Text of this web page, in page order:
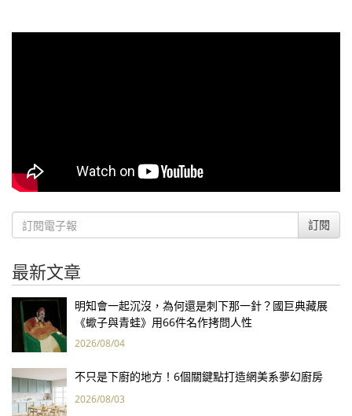
訂閱
最新文章
明知會一起沉沒，為何還是刺下那一針？國巨典藏展
《蠍子與青蛙》用66件名作拷問人性
2026/08/04
不只是下廚的地方！6個關鍵點打造網美系夢幻廚房
2026/08/03